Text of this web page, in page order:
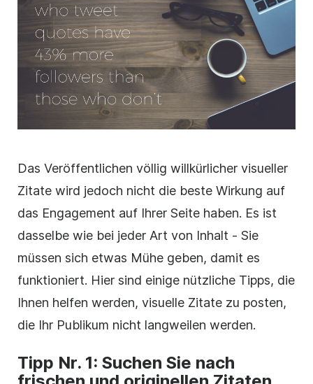
Das Veröffentlichen völlig willkürlicher visueller
Zitate wird jedoch nicht die beste Wirkung auf
das Engagement auf Ihrer Seite haben. Es ist
dasselbe wie bei jeder Art von Inhalt - Sie
müssen sich etwas Mühe geben, damit es
funktioniert. Hier sind einige nützliche Tipps, die
Ihnen helfen werden, visuelle Zitate zu posten,
die Ihr Publikum nicht langweilen werden.
Tipp Nr. 1: Suchen Sie nach